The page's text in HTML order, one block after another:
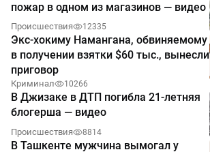
пожар в одном из магазинов — видео
Происшествия 12335
Экс-хокиму Намангана, обвиняемому
в получении взятки $60 тыс., вынесли
приговор
Криминал 10266
В Джизаке в ДТП погибла 21-летняя
блогерша — видео
Происшествия 8814
В Ташкенте мужчина вымогал у